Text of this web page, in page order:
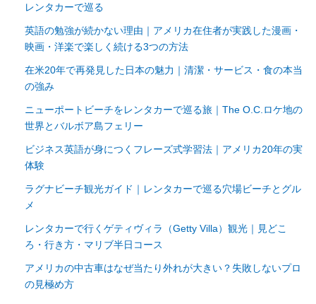
レンタカーで巡る
英語の勉強が続かない理由｜アメリカ在住者が実践した漫画・
映画・洋楽で楽しく続ける3つの方法
在米20年で再発見した日本の魅力｜清潔・サービス・食の本当
の強み
ニューポートビーチをレンタカーで巡る旅｜The O.C.ロケ地の
世界とバルボア島フェリー
ビジネス英語が身につくフレーズ式学習法｜アメリカ20年の実
体験
ラグナビーチ観光ガイド｜レンタカーで巡る穴場ビーチとグル
メ
レンタカーで行くゲティヴィラ（Getty Villa）観光｜見どこ
ろ・行き方・マリブ半日コース
アメリカの中古車はなぜ当たり外れが大きい？失敗しないプロ
の見極め方